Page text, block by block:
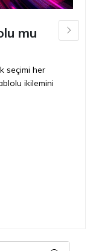
mu
seçimi her
ikilemini